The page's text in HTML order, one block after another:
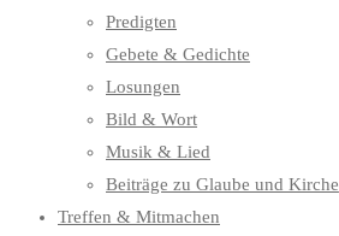
Predigten
Gebete & Gedichte
Losungen
Bild & Wort
Musik & Lied
Beiträge zu Glaube und Kirche
Treffen & Mitmachen